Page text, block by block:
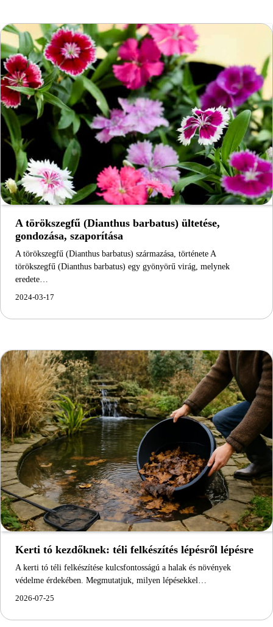
A törökszegfű (Dianthus barbatus) ültetése,
gondozása, szaporítása
A törökszegfű (Dianthus barbatus) származása, története A
törökszegfű (Dianthus barbatus) egy gyönyörű virág, melynek
eredete…
2024-03-17
Kerti tó kezdőknek: téli felkészítés lépésről lépésre
A kerti tó téli felkészítése kulcsfontosságú a halak és növények
védelme érdekében. Megmutatjuk, milyen lépésekkel…
2026-07-25